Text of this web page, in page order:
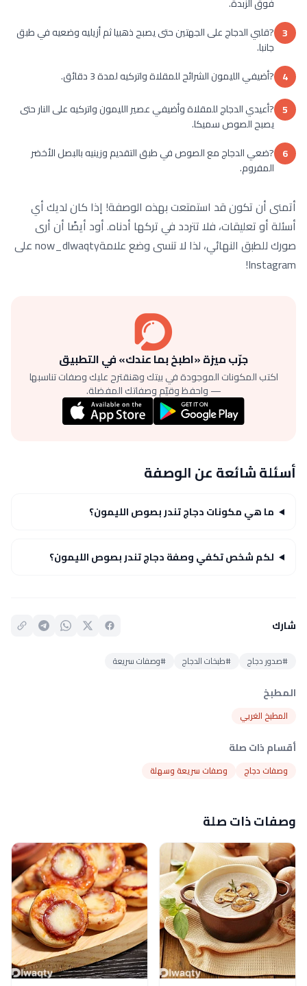
3 ?قلبي الدجاج على الجهتين حتى يصبح ذهبيا ثم أزيليه وضعيه في طبق
جانبا.
4 ?أضيفي الليمون الشرائح للمقلاة واتركيه لمدة 3 دقائق.
5 ?أعيدي الدجاج للمقلاة وأضيفي عصير الليمون واتركيه على النار حتى
يصبح الصوص سميكا.
6 ?ضعي الدجاج مع الصوص في طبق التقديم وزينيه بالبصل الأخضر
المفروم.
أتمنى أن تكون قد استمتعت بهذه الوصفة! إذا كان لديك أي
أسئلة أو تعليقات، فلا تتردد في تركها أدناه. أود أيضًا أن أرى
صورك للطبق النهائي، لذا لا تنسى وضع علامةnow_dlwaqty على
Instagram!
جرّب ميزة «اطبخ بما عندك» في التطبيق
اكتب المكونات الموجودة في بيتك وهنقترح عليك وصفات تناسبها
— واحفظ وقيّم وصفاتك المفضلة.
أسئلة شائعة عن الوصفة
ما هي مكونات دجاج تندر بصوص الليمون؟
لكم شخص تكفي وصفة دجاج تندر بصوص الليمون؟
شارك
#صدور دجاج #طبخات الدجاج #وصفات سريعة
المطبخ
المطبخ الغربي
أقسام ذات صلة
وصفات دجاج وصفات سريعة وسهلة
وصفات ذات صلة